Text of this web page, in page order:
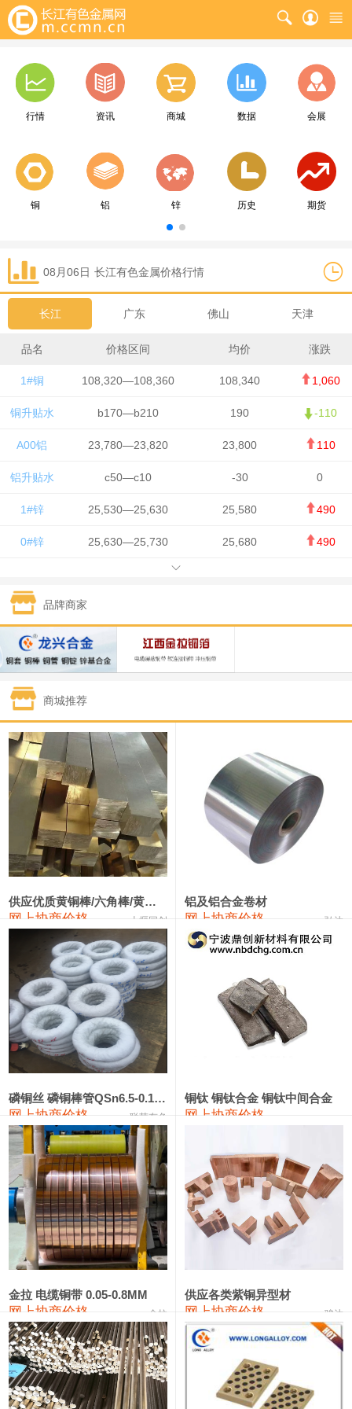
行情 资讯 商城 数据 会展
铜 铝 锌 历史 期货
08月06日 长江有色金属价格行情
长江 广东 佛山 天津
品名 价格区间 均价 涨跌
1#铜 108,320—108,360 108,340 1,060
铜升贴水 b170—b210 190 -110
A00铝 23,780—23,820 23,800 110
铝升贴水 c50—c10 -30 0
1#锌 25,530—25,630 25,580 490
0#锌 25,630—25,730 25,680 490
1#锡 434,750—436,750
1#镍 131,200—132,400
1#白银 15,170—15,180 15,175 615
钯金
1#钴 331,000—351,000
1#锑 88,000—94,000 91,000
2#锑 84,000—90,000 87,000 0
1#镁 17,000—18,000 17,500
1#电解锰(99.7%袋装) 17,900—18,100 18,000
1#电解锰 18,800—19,000 18,900
1#铬 60,000—82,000
2202#硅 14,100—14,300
553#硅 9,200—9,400 9,300
3303#硅 10,300—10,500 10,400
441#硅 9,500—9,700
金属硅553#-331# 10,000 0
漆包线 111,610—115,610 113,610
磷铜合金 110,400—117,200 113,800 1,050
无氧铜丝(硬) 109,350—109,650 109,500
R410A专用紫铜管 113,340—113,340
铸造铝合金锭(A380） 26,200—26,400 26,300 100
铝合金ADC12 24,100—24,300 100
铸造铝合金锭(ZL102) 24,100—24,300 24,200
品牌商家
商城推荐
供应优质黄铜棒/六角棒/黄铜方板
网上协商价格 十堰同创
铝及铝合金卷材
网上协商价格 弘达
磷铜丝 磷铜棒管QSn6.5-0.1 7-0.2 8-0.3
网上协商价格 联荣有色
铜钛 铜钛合金 铜钛中间合金
网上协商价格
金拉 电缆铜带 0.05-0.8MM
网上协商价格 金拉
供应各类紫铜异型材
网上协商价格 骏达